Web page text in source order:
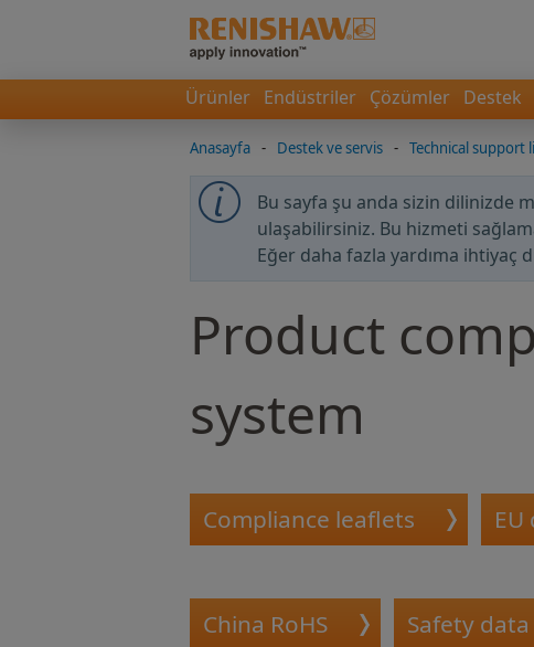
Ürünler Endüstriler Çözümler Destek
Anasayfa - Destek ve servis - Technical support
Bu sayfa şu anda sizin dilinizde
ulaşabilirsiniz. Bu hizmeti
Eğer daha fazla yardıma ihtiyaç
Product
system
Compliance leaflets
China RoHS Safety